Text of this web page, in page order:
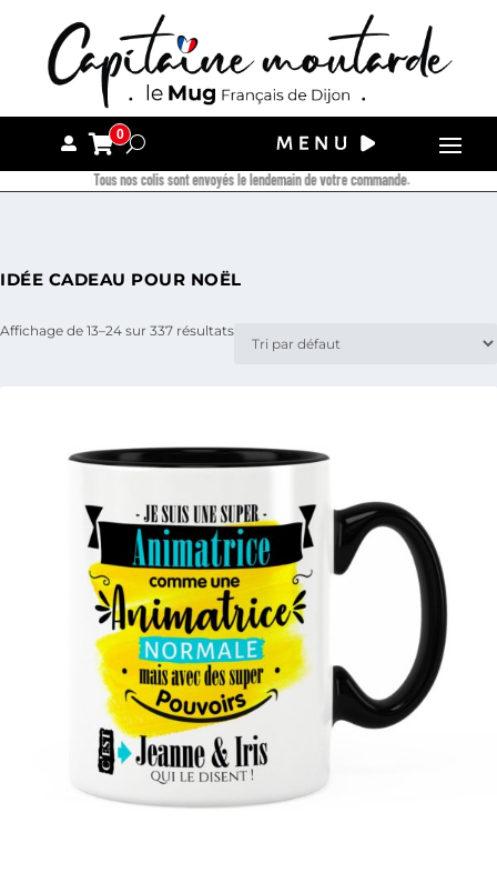
0
Tous nos colis sont envoyés le lendemain de votre commande.
IDÉE CADEAU POUR NOËL
Affichage de 13–24 sur 337 résultats